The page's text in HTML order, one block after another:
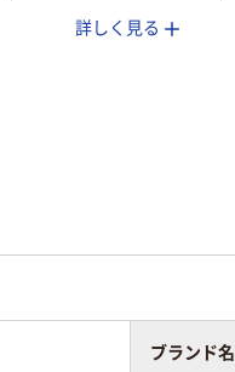
横罫線詳しく見る
ブランド名